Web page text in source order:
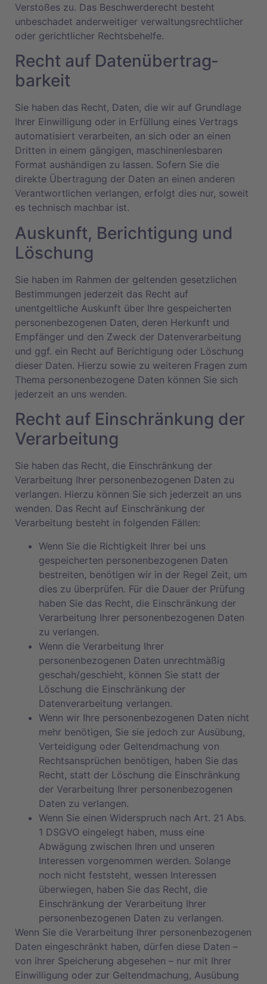
Verstoßes zu. Das Beschwerderecht besteht
unbeschadet anderweitiger verwaltungsrechtlicher
oder gerichtlicher Rechtsbehelfe.
Recht auf Daten­übertrag­
barkeit
Sie haben das Recht, Daten, die wir auf Grundlage
Ihrer Einwilligung oder in Erfüllung eines Vertrags
automatisiert verarbeiten, an sich oder an einen
Dritten in einem gängigen, maschinenlesbaren
Format aushändigen zu lassen. Sofern Sie die
direkte Übertragung der Daten an einen anderen
Verantwortlichen verlangen, erfolgt dies nur, soweit
es technisch machbar ist.
Auskunft, Berichtigung und
Löschung
Sie haben im Rahmen der geltenden gesetzlichen
Bestimmungen jederzeit das Recht auf
unentgeltliche Auskunft über Ihre gespeicherten
personenbezogenen Daten, deren Herkunft und
Empfänger und den Zweck der Datenverarbeitung
und ggf. ein Recht auf Berichtigung oder Löschung
dieser Daten. Hierzu sowie zu weiteren Fragen zum
Thema personenbezogene Daten können Sie sich
jederzeit an uns wenden.
Recht auf Einschränkung der
Verarbeitung
Sie haben das Recht, die Einschränkung der
Verarbeitung Ihrer personenbezogenen Daten zu
verlangen. Hierzu können Sie sich jederzeit an uns
wenden. Das Recht auf Einschränkung der
Verarbeitung besteht in folgenden Fällen:
Wenn Sie die Richtigkeit Ihrer bei uns
gespeicherten personenbezogenen Daten
bestreiten, benötigen wir in der Regel Zeit, um
dies zu überprüfen. Für die Dauer der Prüfung
haben Sie das Recht, die Einschränkung der
Verarbeitung Ihrer personenbezogenen Daten
zu verlangen.
Wenn die Verarbeitung Ihrer
personenbezogenen Daten unrechtmäßig
geschah/geschieht, können Sie statt der
Löschung die Einschränkung der
Datenverarbeitung verlangen.
Wenn wir Ihre personenbezogenen Daten nicht
mehr benötigen, Sie sie jedoch zur Ausübung,
Verteidigung oder Geltendmachung von
Rechtsansprüchen benötigen, haben Sie das
Recht, statt der Löschung die Einschränkung
der Verarbeitung Ihrer personenbezogenen
Daten zu verlangen.
Wenn Sie einen Widerspruch nach Art. 21 Abs.
1 DSGVO eingelegt haben, muss eine
Abwägung zwischen Ihren und unseren
Interessen vorgenommen werden. Solange
noch nicht feststeht, wessen Interessen
überwiegen, haben Sie das Recht, die
Einschränkung der Verarbeitung Ihrer
personenbezogenen Daten zu verlangen.
Wenn Sie die Verarbeitung Ihrer personenbezogenen
Daten eingeschränkt haben, dürfen diese Daten –
von ihrer Speicherung abgesehen – nur mit Ihrer
Einwilligung oder zur Geltendmachung, Ausübung